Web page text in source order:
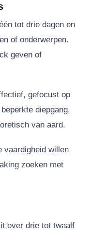
tot drie dagen en
of onderwerpen.
geven of
gefocust op
diepgang,
van aard.
vaardigheid willen
zoeken met
over drie tot twaalf